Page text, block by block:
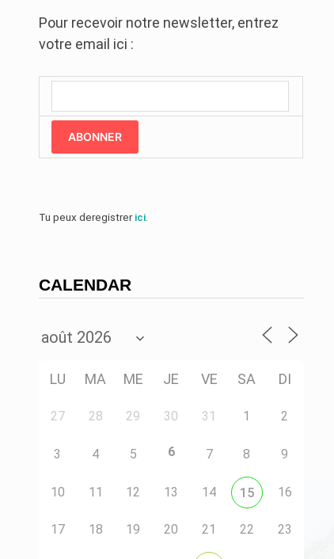
Pour recevoir notre newsletter, entrez
votre email ici :
ABONNER
Tu peux deregistrerici.
CALENDAR
LU MA ME JE VE SA DI
27 28 29 30 31 1 2
3 4 5 6 7 8 9
10 11 12 13 14 15 16
17 18 19 20 21 22 23